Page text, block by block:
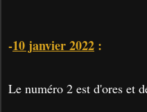
-10 janvier 2022 :
Le numéro 2 est d'ores et